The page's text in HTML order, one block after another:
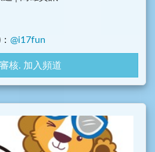
@i17fun
www.facebook.com/i17fu
加入頻道